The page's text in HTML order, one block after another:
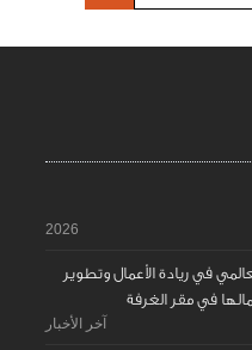
2026
في ريادة الأعمال وتطوير
في مقر الغرفة
آخر الأخبار